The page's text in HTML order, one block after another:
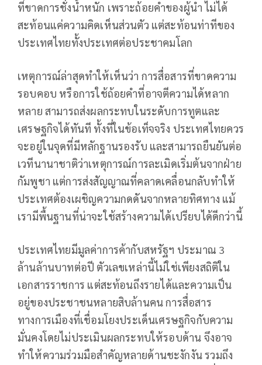
ที่ขาดการชั่งน้ำหนัก เพราะถ้อยคำของผู้นำ ไม่ได้
สะท้อนแค่ความคิดเห็นส่วนตัว แต่สะท้อนท่าทีของ
ประเทศไทยทั้งประเทศต่อประชาคมโลก
เหตุการณ์ล่าสุดทำให้เห็นว่า การสื่อสารที่ขาดความ
รอบคอบ หรือการใช้ถ้อยคำที่อาจตีความได้หลาก
หลาย สามารถส่งผลกระทบในระดับการทูตและ
เศรษฐกิจได้ทันที ทั้งที่ในข้อเท็จจริง ประเทศไทยควร
จะอยู่ในจุดที่มีหลักฐานรองรับ และสามารถยืนยันต่อ
เวทีนานาชาติว่าเหตุการณ์การละเมิดเริ่มต้นจากฝ่าย
กัมพูชา แต่การส่งสัญญาณที่คลาดเคลื่อนกลับทำให้
ประเทศต้องเผชิญความกดดันจากหลายทิศทาง แม้
เรามีพื้นฐานที่น่าจะใช้สร้างความได้เปรียบได้ดีกว่านี้
ประเทศไทยมีมูลค่าการค้ากับสหรัฐฯ ประมาณ 3
ล้านล้านบาทต่อปี ตัวเลขเหล่านี้ไม่ใช่เพียงสถิติใน
เอกสารราชการ แต่สะท้อนถึงรายได้และความเป็น
อยู่ของประชาชนหลายสิบล้านคน การสื่อสาร
ทางการเมืองที่เชื่อมโยงประเด็นเศรษฐกิจกับความ
มั่นคงโดยไม่ประเมินผลกระทบให้รอบด้าน จึงอาจ
ทำให้ความร่วมมือสำคัญหลายด้านชะงักงัน รวมถึง